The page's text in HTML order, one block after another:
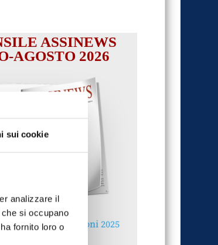
sui cookie
analizzare il
si occupano
fornito loro o
ASSINEWS
AGOSTO 2026
Reclami e sanzioni 2025